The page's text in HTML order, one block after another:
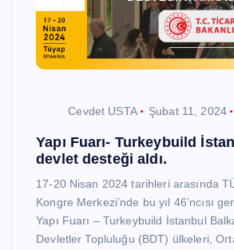
Cevdet USTA Şubat 11, 2024
Yapı Fuarı- Turkeybuild
devlet desteği aldı.
17-20 Nisan 2024 tarihleri arasında
Kongre Merkezi’nde bu yıl 46’ncısı
Yapı Fuarı – Turkeybuild İstanbul
Devletler Topluluğu (BDT) ülkeleri,